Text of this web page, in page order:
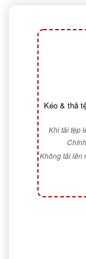
Kéo & thả
Khi tải tệp
Không tải lên